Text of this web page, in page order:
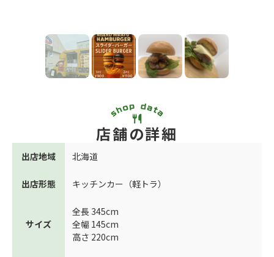
店舗の詳細
出店地域 北海道
出店形態 キッチンカー（軽トラ）
サイズ
全長 345cm
全幅 145cm
高さ 220cm